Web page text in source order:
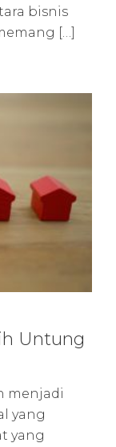
bisnis
[…]
Untung
menjadi
yang
yang